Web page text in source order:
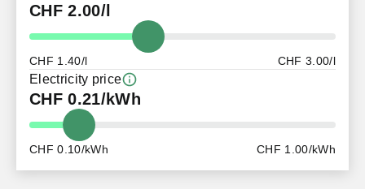
CHF 2.00/l
CHF 1.40/l CHF 3.00/l
Electricity price
CHF 0.21/kWh
CHF 0.10/kWh CHF 1.00/kWh